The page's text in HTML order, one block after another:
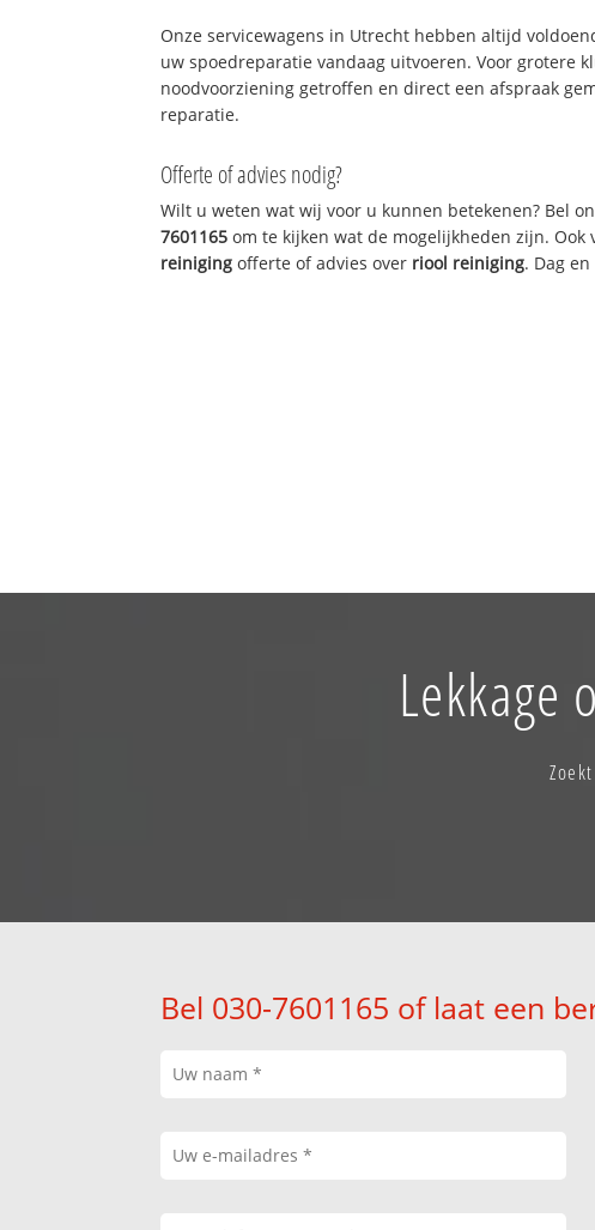
Onze servicewagens in Utrecht hebben altijd
uw spoedreparatie vandaag uitvoeren. Voor grotere
noodvoorziening getroffen en direct een afspraak
reparatie.
Offerte of advies nodig?
Wilt u weten wat wij voor u kunnen betekenen? Bel
7601165 om te kijken wat de mogelijkheden zijn. Ook
reiniging offerte of advies over riool reiniging. Dag
Lekkage
Bel 030-7601165 of laat een